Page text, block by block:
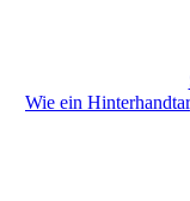
Wie ein